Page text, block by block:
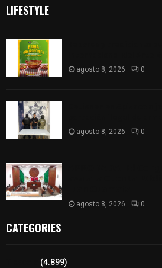
LIFESTYLE
agosto 8, 2026 0
agosto 8, 2026 0
agosto 8, 2026 0
CATEGORIES
(4.899)